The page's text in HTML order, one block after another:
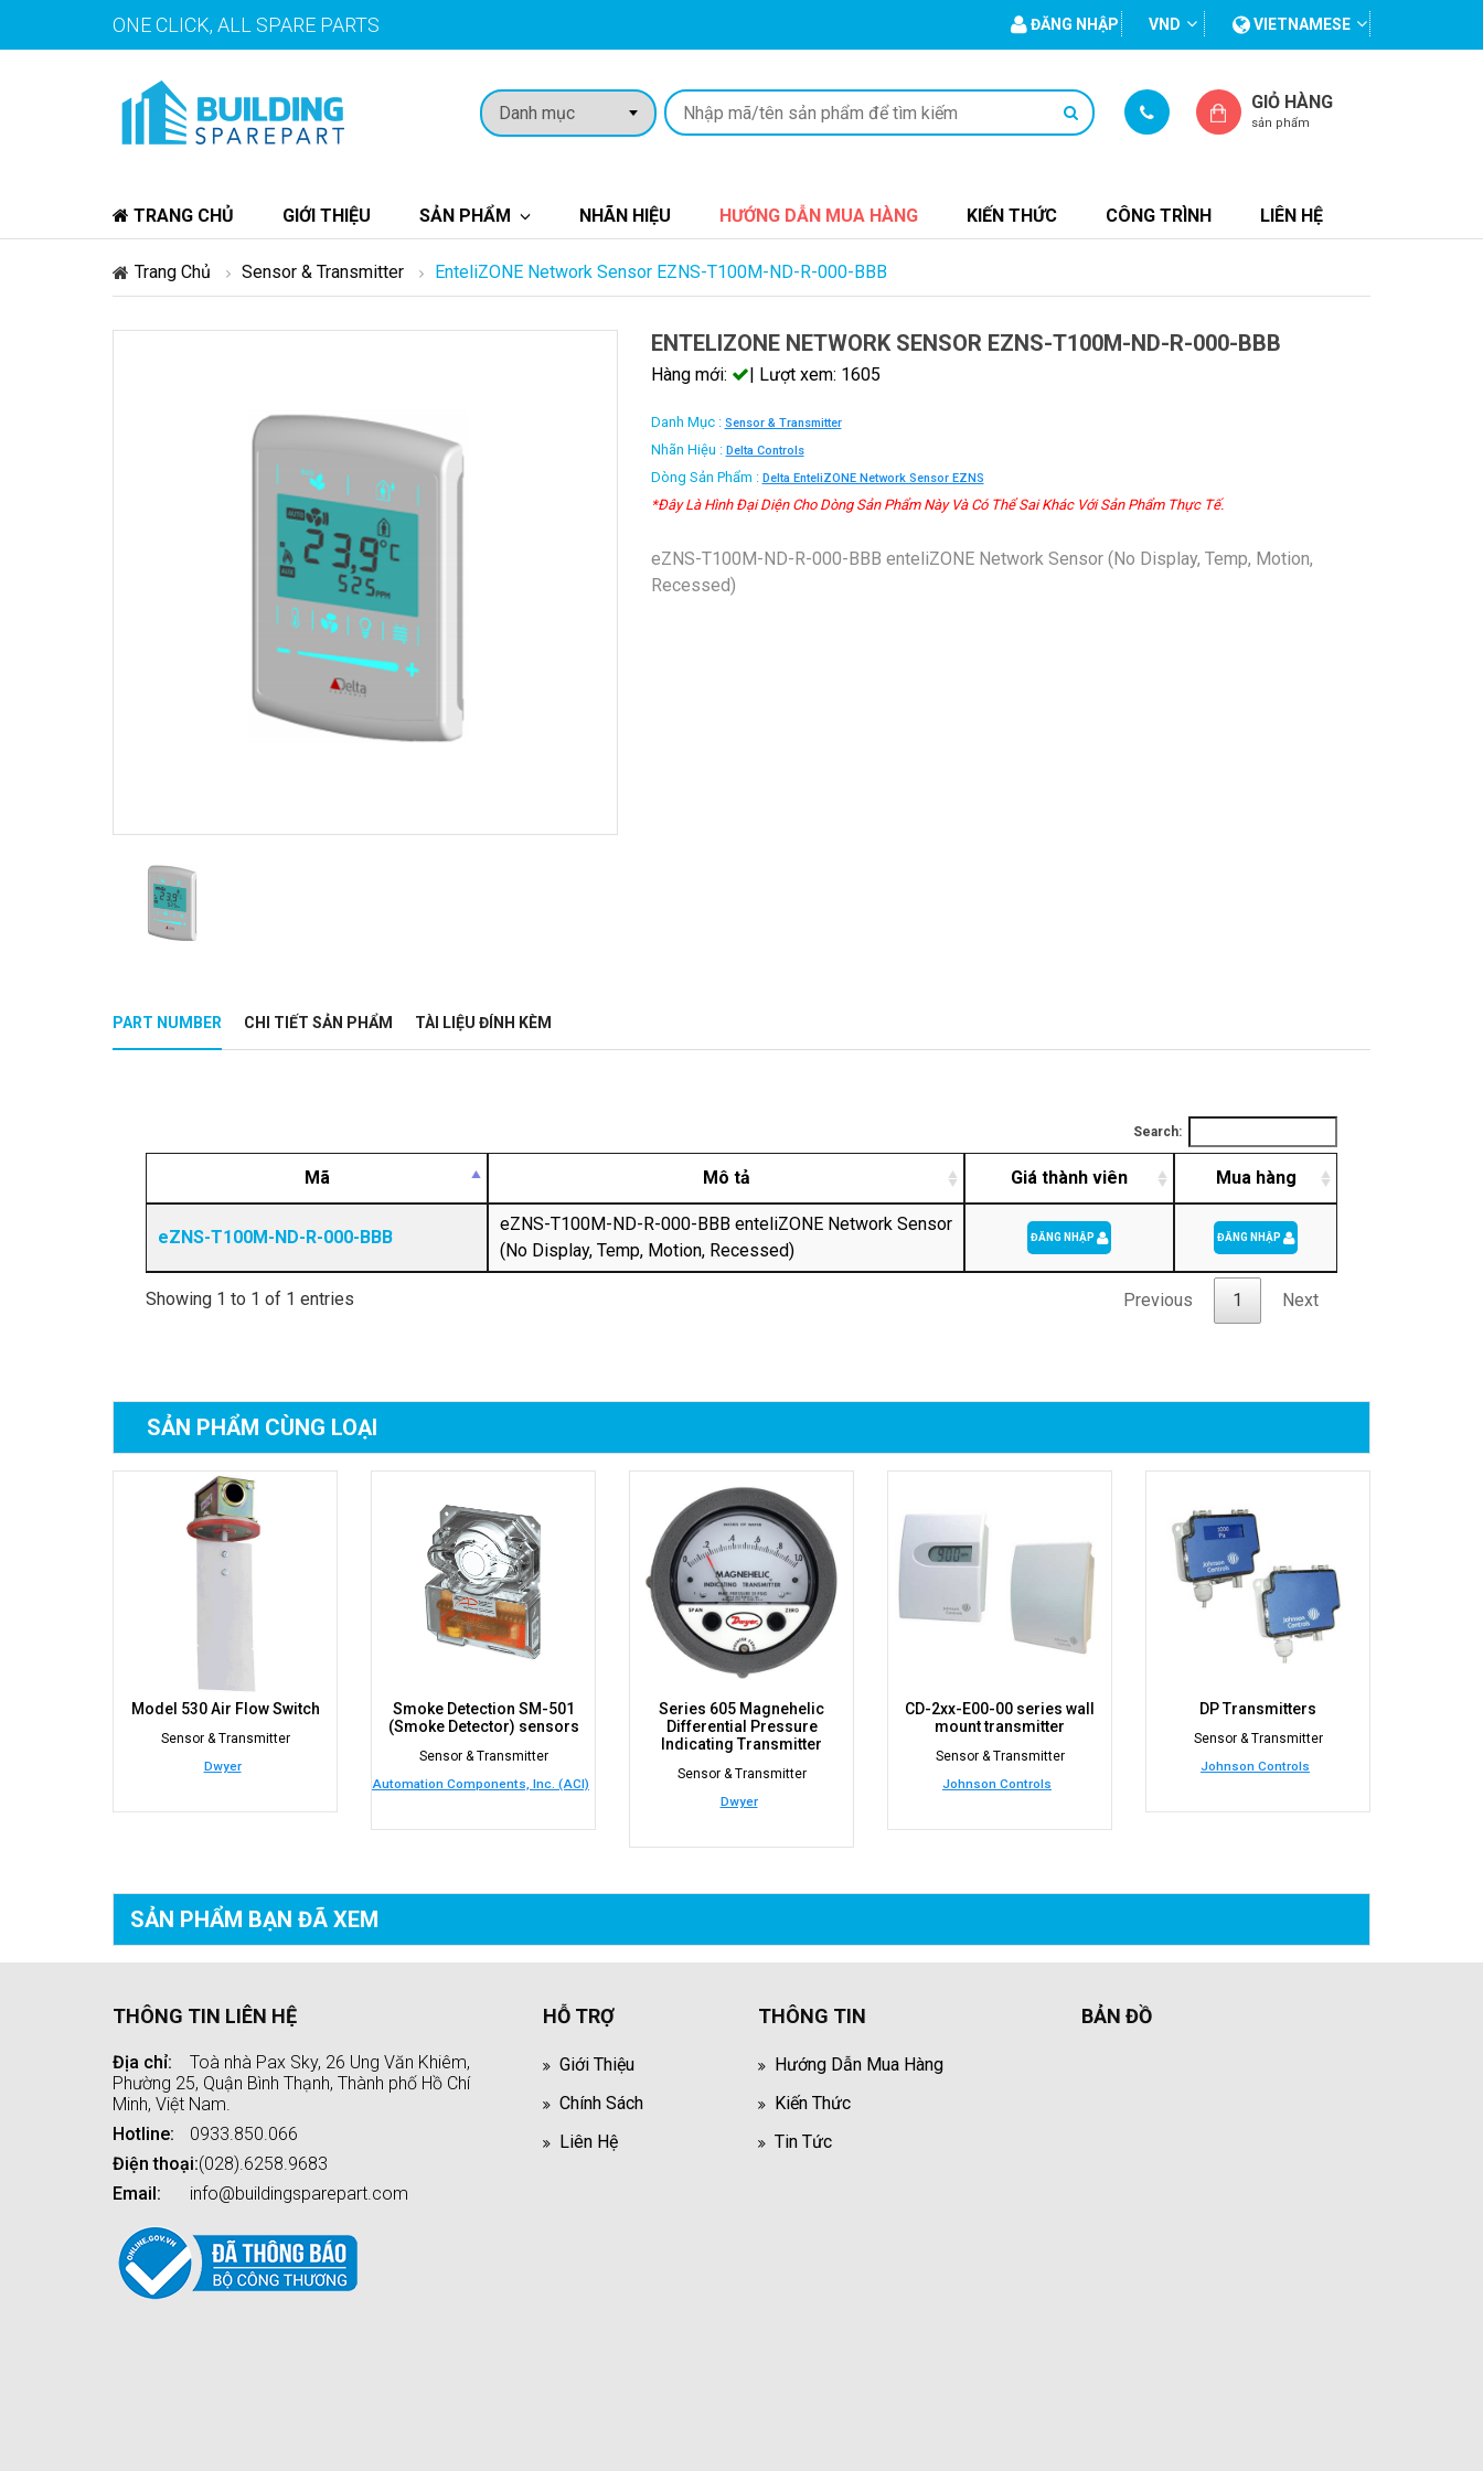
ONE CLICK, ALL SPARE PARTS ĐĂNG NHẬP VND VIETNAMESE
GIỎ HÀNG
sản phẩm
TRANG CHỦ GIỚI THIỆU SẢN PHẨM NHÃN HIỆU HƯỚNG DẪN MUA HÀNG KIẾN THỨC CÔNG TRÌNH LIÊN HỆ
Trang Chủ Sensor & Transmitter EnteliZONE Network Sensor EZNS-T100M-ND-R-000-BBB
ENTELIZONE NETWORK SENSOR EZNS-T100M-ND-R-000-BBB
Hàng mới: | Lượt xem: 1605
Danh Mục : Sensor & Transmitter
Nhãn Hiệu : Delta Controls
Dòng Sản Phẩm : Delta EnteliZONE Network Sensor EZNS
*Đây Là Hình Đại Diện Cho Dòng Sản Phẩm Này Và Có Thể Sai Khác Với Sản Phẩm Thực Tế.
eZNS-T100M-ND-R-000-BBB enteliZONE Network Sensor (No Display, Temp, Motion,
Recessed)
PART NUMBER CHI TIẾT SẢN PHẨM TÀI LIỆU ĐÍNH KÈM
Search:
Mã Mô tả Giá thành viên Mua hàng
eZNS-T100M-ND-R-000-BBB
eZNS-T100M-ND-R-000-BBB enteliZONE Network Sensor
(No Display, Temp, Motion, Recessed)
ĐĂNG NHẬP ĐĂNG NHẬP
Showing 1 to 1 of 1 entries Previous 1 Next
SẢN PHẨM CÙNG LOẠI
Model 530 Air Flow Switch
Sensor & Transmitter
Dwyer
Smoke Detection SM-501
(Smoke Detector) sensors
Sensor & Transmitter
Automation Components, Inc. (ACI)
Series 605 Magnehelic
Differential Pressure
Indicating Transmitter
Sensor & Transmitter
Dwyer
CD-2xx-E00-00 series wall
mount transmitter
Sensor & Transmitter
Johnson Controls
DP Transmitters
Sensor & Transmitter
Johnson Controls
SẢN PHẨM BẠN ĐÃ XEM
THÔNG TIN LIÊN HỆ
Địa chỉ:
Toà nhà Pax Sky, 26 Ung Văn Khiêm,
Phường 25, Quận Bình Thạnh, Thành phố Hồ Chí
Minh, Việt Nam.
Hotline:
0933.850.066
Điện thoại:(028).6258.9683
Email:
info@buildingsparepart.com
HỖ TRỢ
Giới Thiệu
Chính Sách
Liên Hệ
THÔNG TIN
Hướng Dẫn Mua Hàng
Kiến Thức
Tin Tức
BẢN ĐỒ